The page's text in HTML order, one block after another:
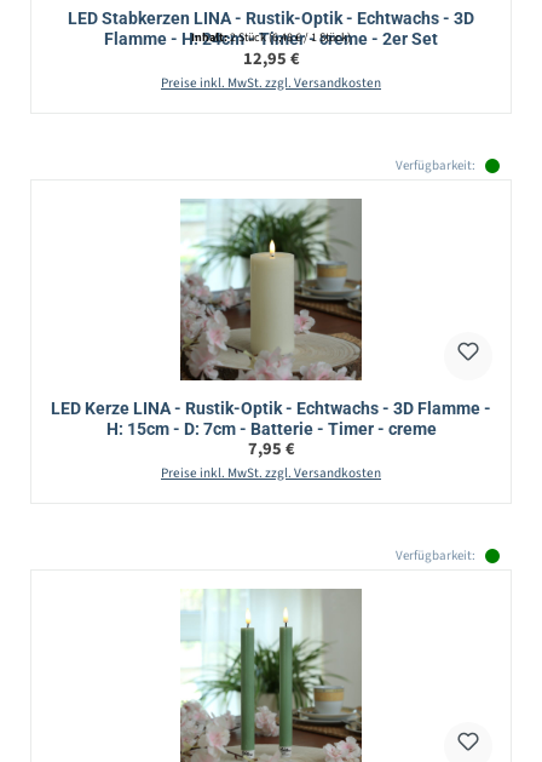
LED Stabkerzen LINA - Rustik-Optik - Echtwachs - 3D
Flamme - H: 24cm - Timer - creme - 2er Set
Inhalt:2 Stück(6,48 € / 1 Stück)
Regulärer Preis:
12,95 €
Preise inkl. MwSt. zzgl. Versandkosten
Verfügbarkeit:
LED Kerze LINA - Rustik-Optik - Echtwachs - 3D Flamme -
H: 15cm - D: 7cm - Batterie - Timer - creme
Regulärer Preis:
7,95 €
Preise inkl. MwSt. zzgl. Versandkosten
Verfügbarkeit: